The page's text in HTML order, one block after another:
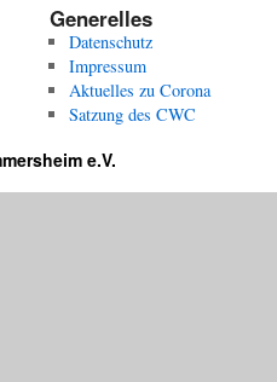
Generelles
Datenschutz
Impressum
Aktuelles zu Corona
Satzung des CWC
e.V.